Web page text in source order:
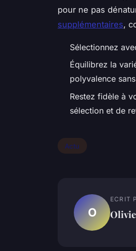
pour ne pas
supplémentaires,
Sélectionnez
Équilibrez la
polyvalence
Restez fidèle à
sélection et de
Actu
O
ECRIT